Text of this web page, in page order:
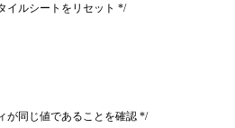
イルシートをリセット */
が同じ値であることを確認 */